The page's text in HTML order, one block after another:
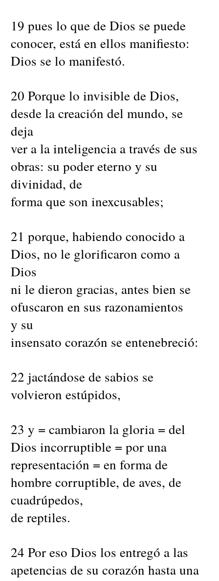
19 pues lo que de Dios se puede
conocer, está en ellos manifiesto:
Dios se lo manifestó.
20 Porque lo invisible de Dios,
desde la creación del mundo, se
deja
ver a la inteligencia a través de sus
obras: su poder eterno y su
divinidad, de
forma que son inexcusables;
21 porque, habiendo conocido a
Dios, no le glorificaron como a
Dios
ni le dieron gracias, antes bien se
ofuscaron en sus razonamientos
y su
insensato corazón se entenebreció:
22 jactándose de sabios se
volvieron estúpidos,
23 y = cambiaron la gloria = del
Dios incorruptible = por una
representación = en forma de
hombre corruptible, de aves, de
cuadrúpedos,
de reptiles.
24 Por eso Dios los entregó a las
apetencias de su corazón hasta una